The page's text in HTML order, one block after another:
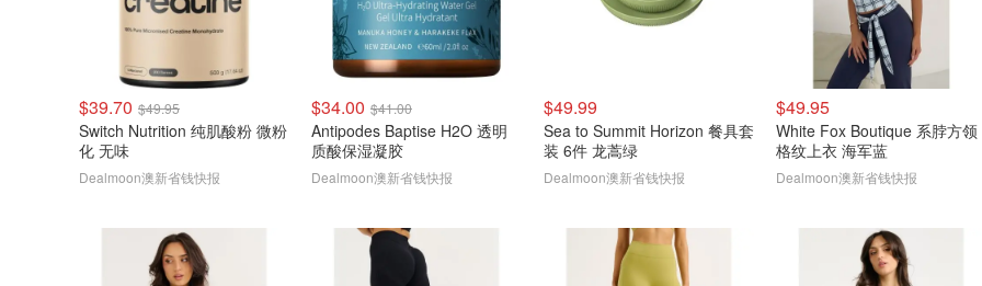
$39.70 $49.95
Switch Nutrition 纯肌酸粉 微粉
化 无味
Dealmoon澳新省钱快报
$34.00 $41.00
Antipodes Baptise H2O 透明
质酸保湿凝胶
Dealmoon澳新省钱快报
$49.99
Sea to Summit Horizon 餐具套
装 6件 龙蒿绿
Dealmoon澳新省钱快报
$49.95
White Fox Boutique 系脖方领
格纹上衣 海军蓝
Dealmoon澳新省钱快报